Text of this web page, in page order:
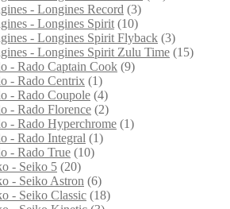
- Longines Record (3)
- Longines Spirit (10)
- Longines Spirit Flyback (3)
- Longines Spirit Zulu Time (15)
- Rado Captain Cook (9)
- Rado Centrix (1)
- Rado Coupole (4)
- Rado Florence (2)
- Rado Hyperchrome (1)
- Rado Integral (1)
- Rado True (10)
- Seiko 5 (20)
- Seiko Astron (6)
- Seiko Classic (18)